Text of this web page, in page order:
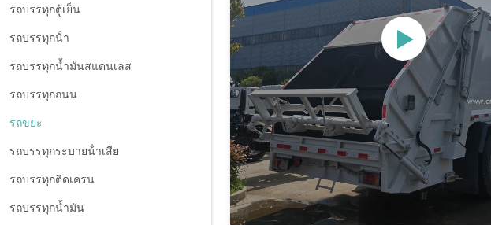
รถบรรทุกตู้เย็น
รถบรรทุกน้ํา
รถบรรทุกน้ำมันสแตนเลส
รถบรรทุกถนน
รถขยะ
รถบรรทุกระบายน้ําเสีย
รถบรรทุกติดเครน
รถบรรทุกน้ำมัน